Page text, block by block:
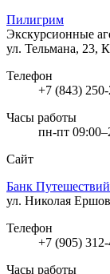
Пилигрим
Экскурсионные
ул. Тельмана, 23,
Телефон
+7 (843)
Часы работы
пн-пт
Сайт
Банк Путешествий
ул. Николая
Телефон
+7 (905)
Часы работы